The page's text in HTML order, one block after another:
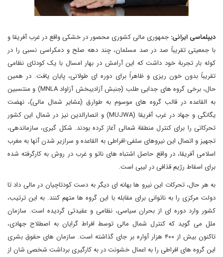
دیپلماسی ایرانی: جمهوری مالی کشوری محصور در خشکی واقع در غرب آفریقا و
با جمعیتی تقریباً صد در صد مسلمان، چند دهه صلح و دمکراسی نسبی را در
کوله بار تجربة خود داشت که این آرامش در بهار امسال با یک کودتای نظامی
تقریباً بدون خون ریزی و ظاهراً برای دوره ای طولانی، پایان یافت. در همین
حال، برخی گروه های جدایی طلب (جنبش آزادیبخش آزاوادMNLA) و منتسبین
به القاعده در قالب گروه های موسوم به طوارق (عشایر شمال مالی)، نهضت
یگانگی و جهاد در غرب آفریقا (MUJWA)و انصارالدین نیز در شمال این کشور
تحرکاتی را برای کنترل منطقة شمالی آغاز کرده بودند. شکل گیری، سازماندهی،
تجهیز و اتصال این نیروهای سلفی-افراطی به القاعده و سرازیر شدن آنها به مغرب
اسلامی آفریقا، در واقع حاصل اشتباه های ناتو و غرب در روش به کارگرفته شده
برای اسقاط رژیم قذافی در لیبی است.
به هر حال، تحرکات این نیرو ها بهانه ای دیگر به دست کودتاچیان در مالی داد تا
دولت مرکزی را به ناتوانی برای مقابله با این گروه ها متهم کنند. به این ترتیب،
کشور وارد دوره ای از بحران سیاسی، نظامی و عقیدتی گردیده است. سازمان
ملل می گوید که کنترل شمال مالی توسط افراط گرایان به اصطلاح جهادی،
تاکنون بیش از ۴۰۰ هزار آواره بر جای گذاشته است. سازمان های حقوق بشری
این گروه های افراطی را به اعمال خشونت در به کارگیری برداشت شخصی شان از